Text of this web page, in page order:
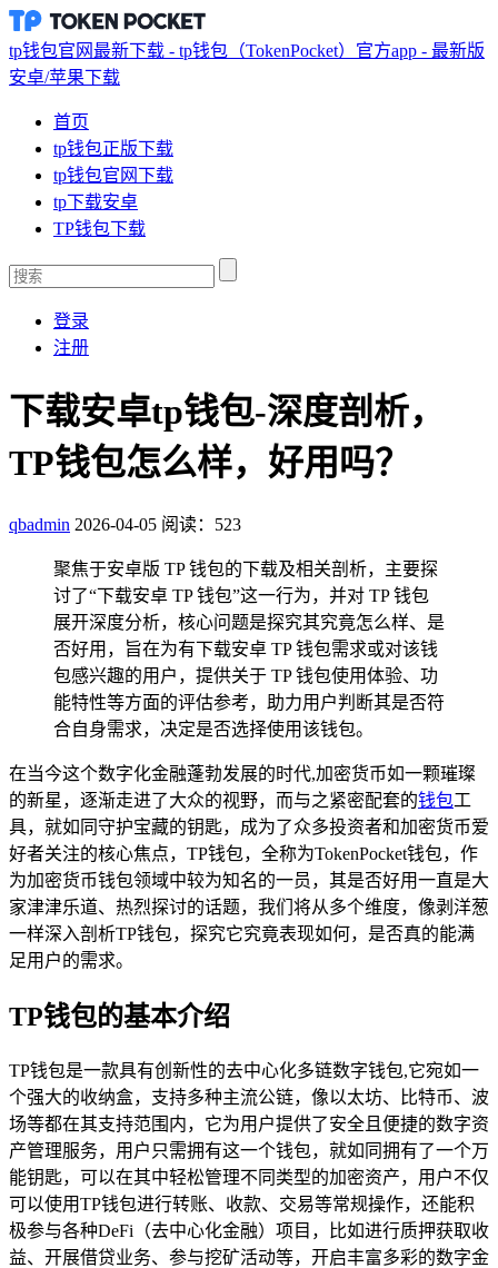
tp钱包官网最新下载 - tp钱包（TokenPocket）官方app - 最新版
安卓/苹果下载
首页
tp钱包正版下载
tp钱包官网下载
tp下载安卓
TP钱包下载
登录
注册
下载安卓tp钱包-深度剖析，
TP钱包怎么样，好用吗？
qbadmin 2026-04-05 阅读：523
聚焦于安卓版 TP 钱包的下载及相关剖析，主要探
讨了“下载安卓 TP 钱包”这一行为，并对 TP 钱包
展开深度分析，核心问题是探究其究竟怎么样、是
否好用，旨在为有下载安卓 TP 钱包需求或对该钱
包感兴趣的用户，提供关于 TP 钱包使用体验、功
能特性等方面的评估参考，助力用户判断其是否符
合自身需求，决定是否选择使用该钱包。
在当今这个数字化金融蓬勃发展的时代,加密货币如一颗璀璨
的新星，逐渐走进了大众的视野，而与之紧密配套的钱包工
具，就如同守护宝藏的钥匙，成为了众多投资者和加密货币爱
好者关注的核心焦点，TP钱包，全称为TokenPocket钱包，作
为加密货币钱包领域中较为知名的一员，其是否好用一直是大
家津津乐道、热烈探讨的话题，我们将从多个维度，像剥洋葱
一样深入剖析TP钱包，探究它究竟表现如何，是否真的能满
足用户的需求。
TP钱包的基本介绍
TP钱包是一款具有创新性的去中心化多链数字钱包,它宛如一
个强大的收纳盒，支持多种主流公链，像以太坊、比特币、波
场等都在其支持范围内，它为用户提供了安全且便捷的数字资
产管理服务，用户只需拥有这一个钱包，就如同拥有了一个万
能钥匙，可以在其中轻松管理不同类型的加密资产，用户不仅
可以使用TP钱包进行转账、收款、交易等常规操作，还能积
极参与各种DeFi（去中心化金融）项目，比如进行质押获取收
益、开展借贷业务、参与挖矿活动等，开启丰富多彩的数字金